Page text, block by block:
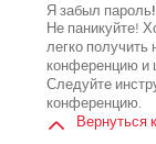
Я забыл пароль!
Не паникуйте!
легко получить
конференцию и
Следуйте
конференцию.
Вернуться